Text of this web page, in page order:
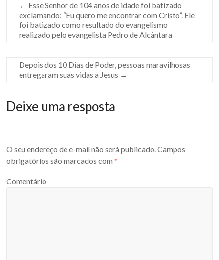
← Esse Senhor de 104 anos de idade foi batizado
exclamando: “Eu quero me encontrar com Cristo”. Ele
foi batizado como resultado do evangelismo
realizado pelo evangelista Pedro de Alcântara
Depois dos 10 Dias de Poder, pessoas maravilhosas
entregaram suas vidas a Jesus →
Deixe uma resposta
O seu endereço de e-mail não será publicado.Campos
obrigatórios são marcados com*
Comentário